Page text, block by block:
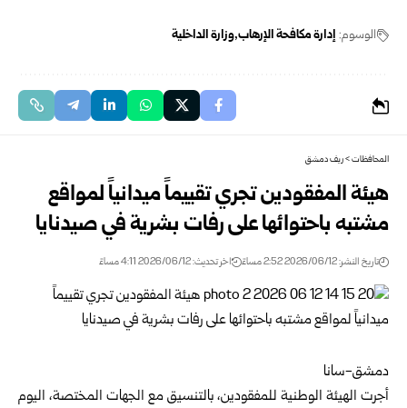
الوسوم: إدارة مكافحة الإرهاب وزارة الداخلية
المحافظات>ريف دمشق
هيئة المفقودين تجري تقييماً ميدانياً لمواقع
مشتبه باحتوائها على رفات بشرية في صيدنايا
تاريخ النشر: 2026/06/12 2:52 مساءً اخر تحديث: 2026/06/12 4:11 مساءً
دمشق-سانا‏
أجرت الهيئة الوطنية للمفقودين، بالتنسيق مع الجهات المختصة، اليوم